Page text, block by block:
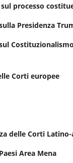
processo
Presidenza
Corti europee
delle Corti
Area Mena